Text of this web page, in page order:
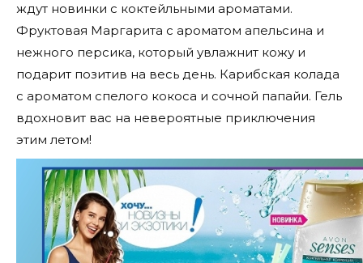
ждут новинки с коктейльными ароматами.
Фруктовая Маргарита с ароматом апельсина и
нежного персика, который увлажнит кожу и
подарит позитив на весь день. Карибская колада
с ароматом спелого кокоса и сочной папайи. Гель
вдохновит вас на невероятные приключения
этим летом!